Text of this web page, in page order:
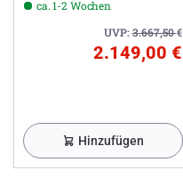
ca. 1-2 Wochen
UVP:3.667,50€
2.149,00 €
Hinzufügen